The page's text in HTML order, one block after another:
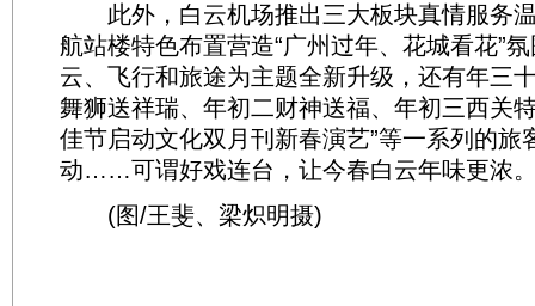
此外，白云机场推出三大板块真情服务
航站楼特色布置营造“广州过年、花城看花”氛
云、飞行和旅途为主题全新升级，还有年三
舞狮送祥瑞、年初二财神送福、年初三西关
佳节启动文化双月刊新春演艺”等一系列的旅
动……可谓好戏连台，让今春白云年味更浓
(图/王斐、梁炽明摄)